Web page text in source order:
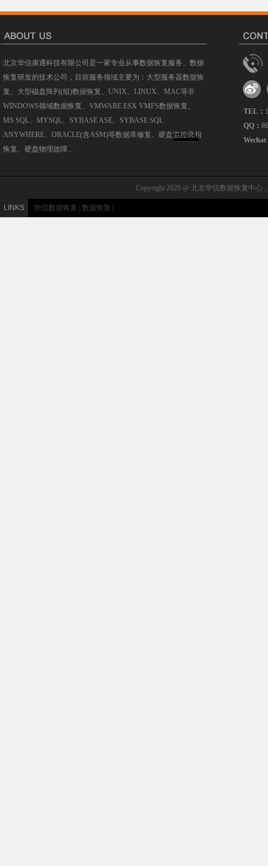
北京华信康通科技有限公司是一家专业从事数据恢复服务、数据
恢复研发的技术公司，目前服务领域主要为：大型服务器数据恢
复、大型磁盘阵列(组)数据恢复、UNIX、LINUX、MAC等非
WINDOWS领域数据恢复、VMWARE ESX VMFS数据恢复、
MS SQL、MYSQL、SYBASE ASE、SYBASE SQL
ANYWHERE、ORACLE(含ASM)等数据库修复、硬盘监控录相
恢复、硬盘物理故障...
MORE
TEL：
QQ：
Wechat
Copyright 2020 @ 北京华信数据恢复中心
LINKS 华信数据恢复 数据恢复